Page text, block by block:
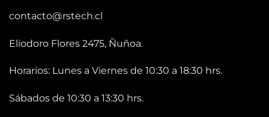
contacto@rstech.cl
Eliodoro Flores 2475, Ñuñoa.
Horarios: Lunes a Viernes de 10:30 a 18:30 hrs.
Sábados de 10:30 a 13:30 hrs.